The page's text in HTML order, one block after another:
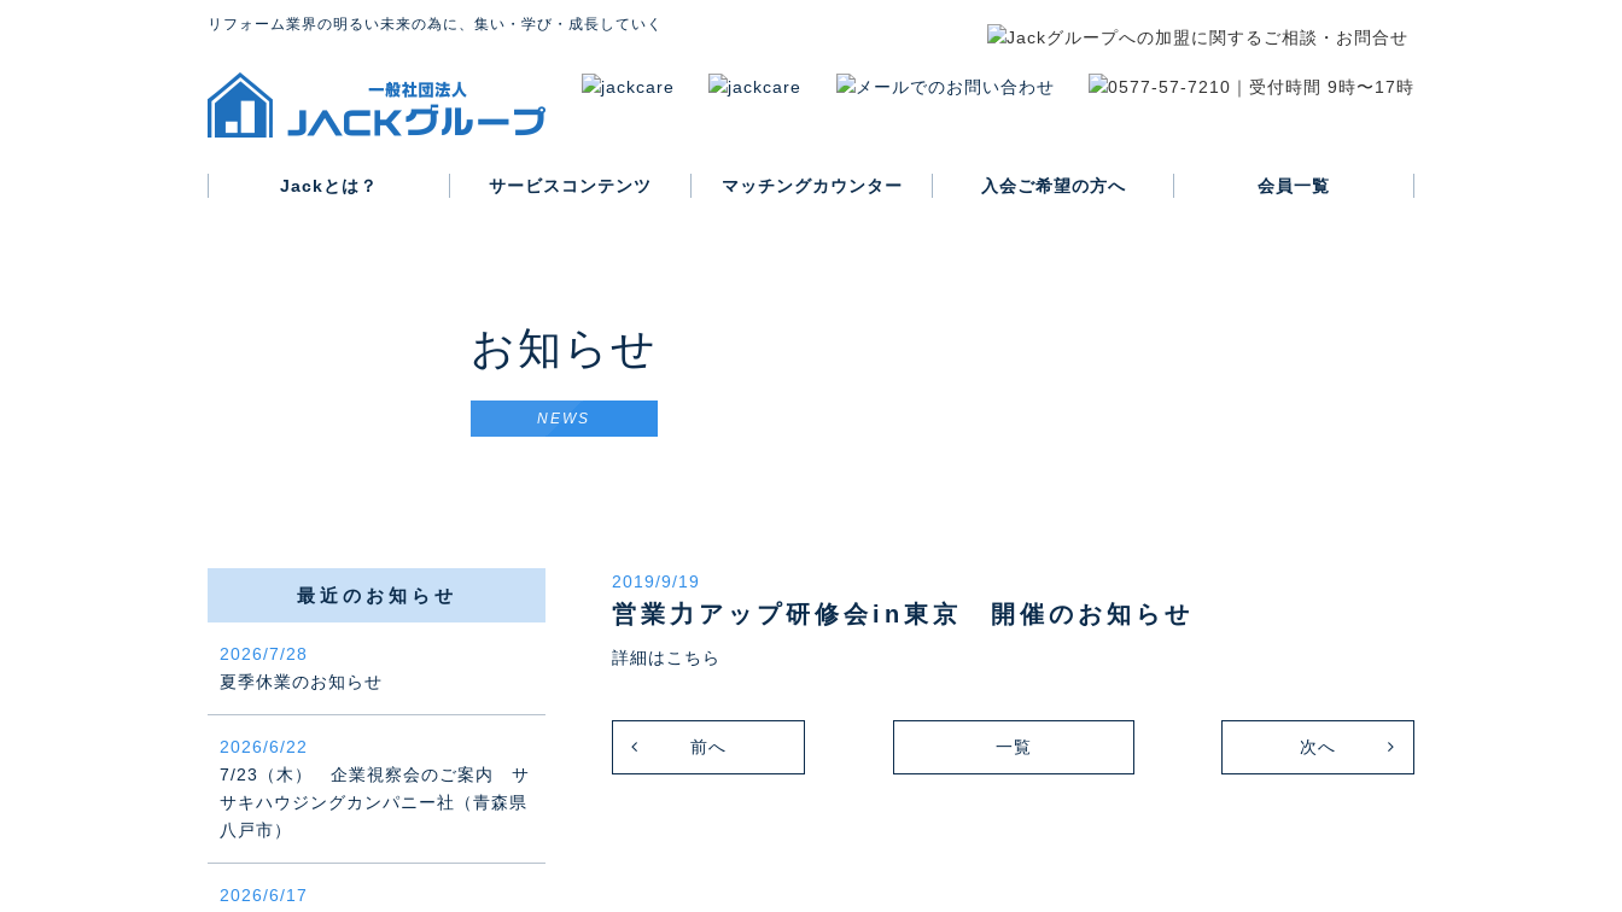
リフォーム業界の明るい未来の為に、集い・学び・成長していく
Jackとは？ サービスコンテンツ マッチングカウンター 入会ご希望の方へ 会員一覧
お知らせ
NEWS
2019/9/19
営業力アップ研修会in東京 開催のお知らせ
詳細はこちら
前へ 次へ
一覧
最近のお知らせ
2026/7/28
夏季休業のお知らせ
2026/6/22
7/23（木） 企業視察会のご案内 サ
サキハウジングカンパニー社（青森県
八戸市）
2026/6/17